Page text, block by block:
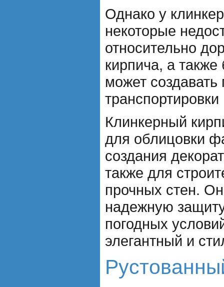
Однако у
некоторые
относительно
кирпича, а
может
Клинкерный
для облицовки
создания
также для
прочных стен.
надежную
погодных
элегантный и